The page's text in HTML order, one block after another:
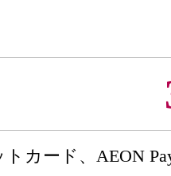
カード、AEON